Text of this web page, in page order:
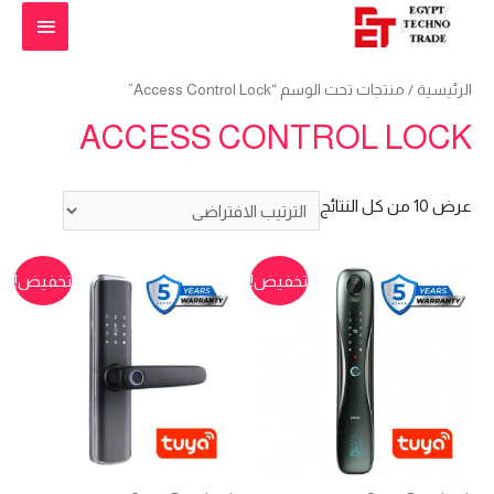
الرئيسية / منتجات تحت الوسم “Access Control Lock”
ACCESS CONTROL LOCK
عرض ⁦10⁩ من كل النتائج
تخفيض! تخفيض!